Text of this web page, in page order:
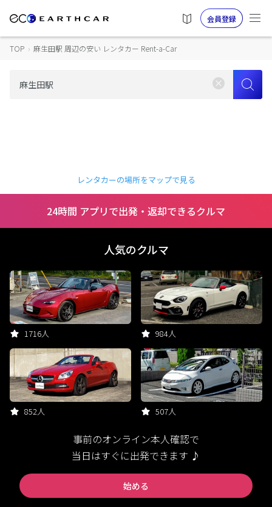
会員登録
TOP › 麻生田駅 周辺の安い レンタカー Rent-a-Car
レンタカーの場所をマップで見る
24時間 アプリで出発・返却できるクルマ
人気のクルマ
1716人 984人
852人 507人
事前のオンライン本人確認で
当日はすぐに出発できます ♪
始める